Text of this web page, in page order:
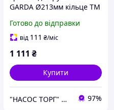
GARDA Ø213мм кільце ТМ
Готово до відправки
від 111 ₴/міс
1 111 ₴
Купити
"НАСОС ТОРГ" Насосне обладнання, інструменти, освітлення 97%